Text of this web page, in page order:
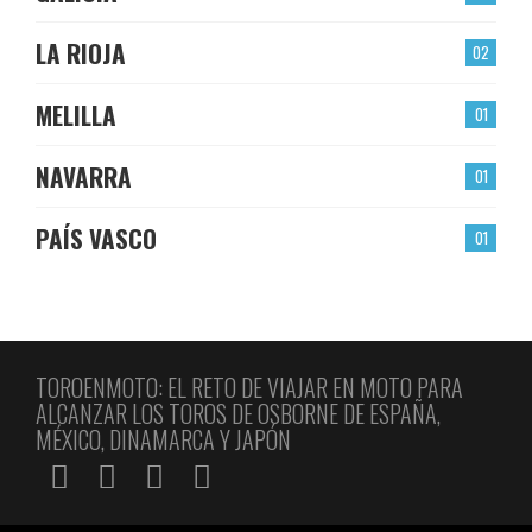
02
LA RIOJA
01
MELILLA
01
NAVARRA
01
PAÍS VASCO
TOROENMOTO: EL RETO DE VIAJAR EN MOTO PARA
ALCANZAR LOS TOROS DE OSBORNE DE ESPAÑA,
MÉXICO, DINAMARCA Y JAPÓN